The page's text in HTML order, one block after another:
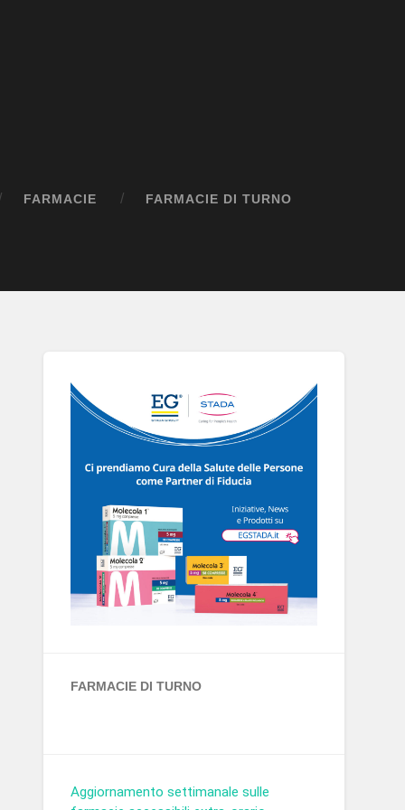
FARMACIE FARMACIE DI TURNO
FARMACIE DI TURNO
Aggiornamento settimanale sulle